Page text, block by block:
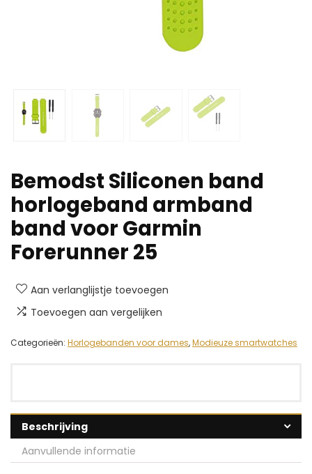
Bemodst Siliconen band
horlogeband armband
band voor Garmin
Forerunner 25
Aan verlanglijstje toevoegen
Toevoegen aan vergelijken
Categorieën: Horlogebanden voor dames,Modieuze smartwatches
Beschrijving
Aanvullende informatie